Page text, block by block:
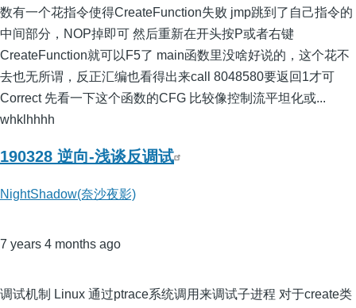
数有一个花指令使得CreateFunction失败 jmp跳到了自己指令的
中间部分，NOP掉即可 然后重新在开头按P或者右键
CreateFunction就可以F5了 main函数里没啥好说的，这个花不
去也无所谓，反正汇编也看得出来call 8048580要返回1才可
Correct 先看一下这个函数的CFG 比较像控制流平坦化或...
whklhhhh
190328 逆向-浅谈反调试
NightShadow(奈沙夜影)
7 years 4 months ago
调试机制 Linux 通过ptrace系统调用来调试子进程 对于create类